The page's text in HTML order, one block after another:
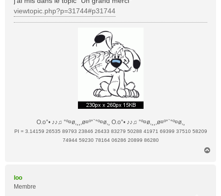
viewtopic.php?p=31744#p31744
O.o°• ♪♪♫ °º¤ø,¸¸,ø¤º°`°º¤ø,¸ O.o°• ♪♪♫ °º¤ø,¸¸,ø¤º°`°º¤ø,¸
PI = 3.14159 26535 89793 23846 26433 83279 50288 41971 69399 37510 58209
74944 59230 78164 06286 20899 86280
loo
Membre